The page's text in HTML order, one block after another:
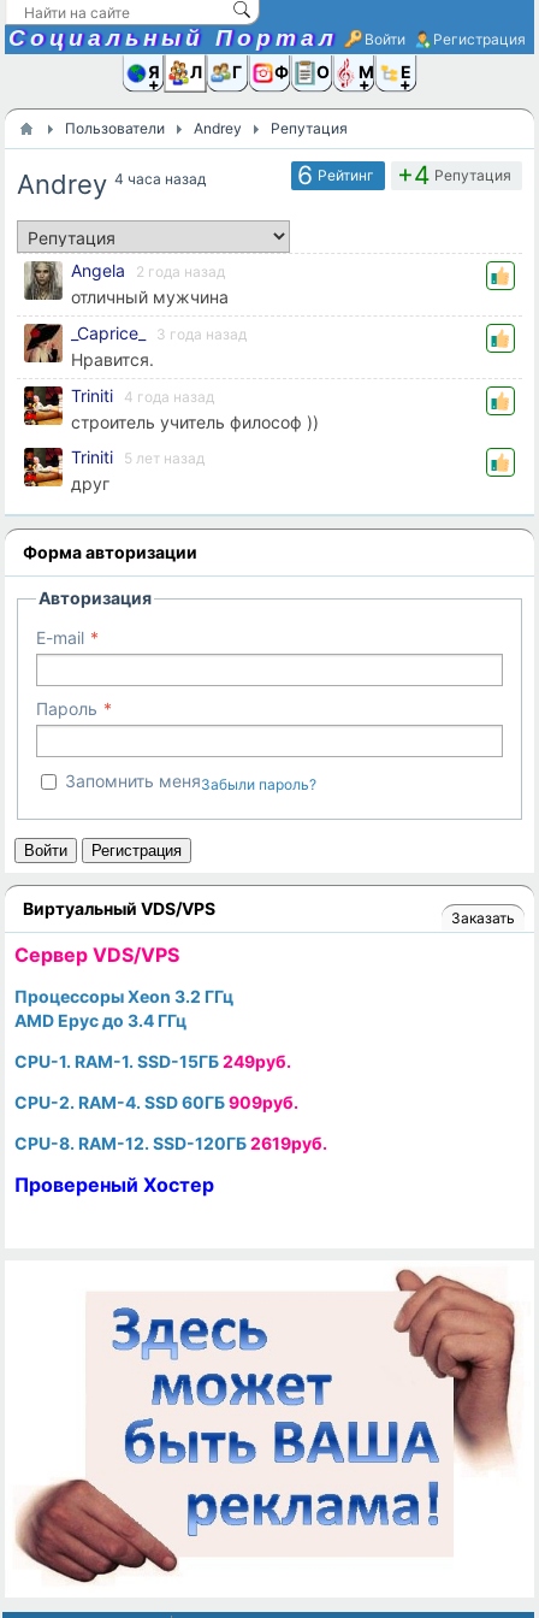
Социальный Портал Войти Регистрация
Я иЛюди
Группы
Фото Ещё
Пользователи Andrey Репутация
Andrey4 часа назад +4 Репутация
6 Рейтинг
Angela 2 года назад
отличный мужчина
_Caprice_
3 года назад
Нравится.
Triniti
4 года назад
строитель учитель философ ))
Triniti
5 лет назад
друг
Форма авторизации
Авторизация
E-mail
Пароль
Запомнить меняЗабыли пароль?
Войти Регистрация
Виртуальный VDS/VPS Заказать
Cервер VDS/VPS
Процессоры Xeon 3.2 ГГц
AMD Epyc до 3.4 ГГц
CPU-1. RAM-1. SSD-15ГБ249руб.
CPU-2. RAM-4. SSD 60ГБ909руб.
CPU-8. RAM-12. SSD-120ГБ2619руб.
Провереный Хостер